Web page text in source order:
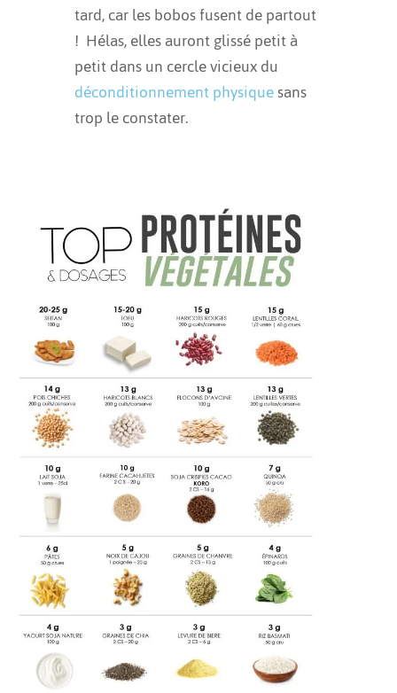
tard, car les bobos fusent de partout
! Hélas, elles auront glissé petit à
petit dans un cercle vicieux du
déconditionnement physiquesans
trop le constater.